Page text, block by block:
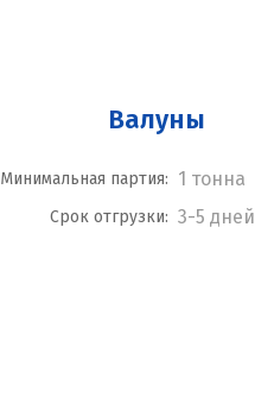
Валуны
Минимальная партия: 1 тонна
Срок отгрузки: 3-5 дней